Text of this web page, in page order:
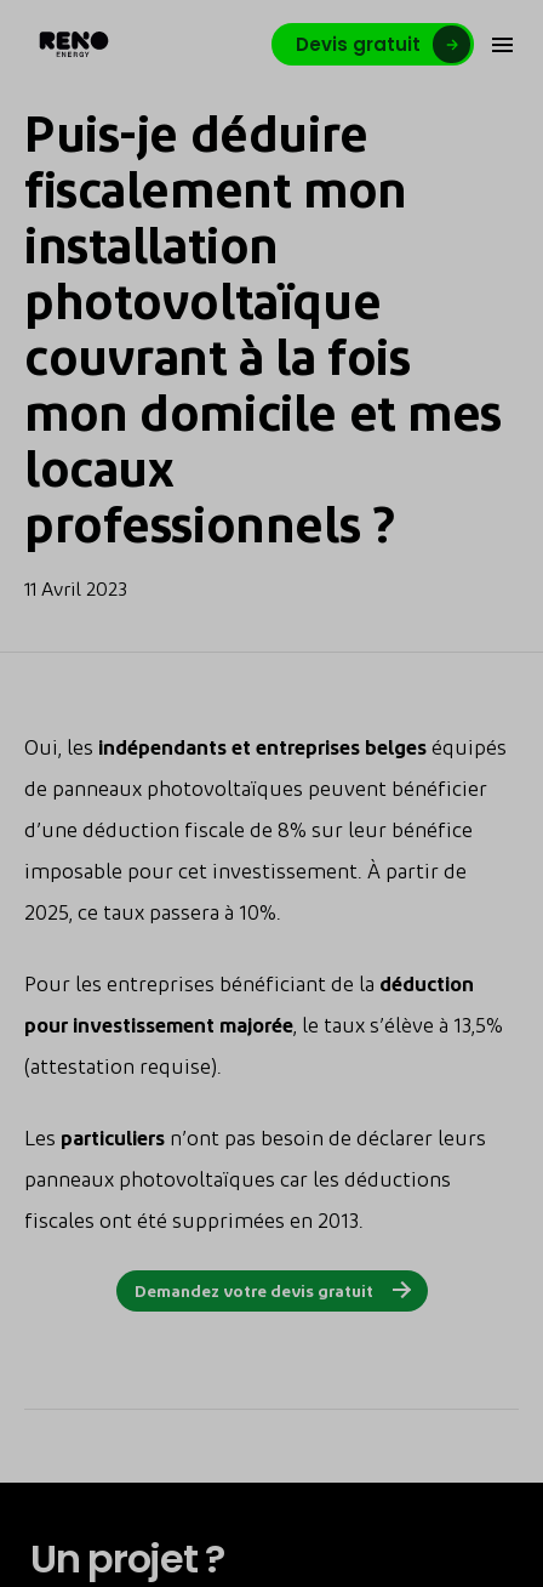
Devis gratuit
Puis-je déduire
fiscalement mon
installation
photovoltaïque
couvrant à la fois
mon domicile et mes
locaux
professionnels ?
11 Avril 2023
Oui, les indépendants et entreprises belges équipés
de panneaux photovoltaïques peuvent bénéficier
d’une déduction fiscale de 8% sur leur bénéfice
imposable pour cet investissement. À partir de
2025, ce taux passera à 10%.
Pour les entreprises bénéficiant de la déduction
pour investissement majorée , le taux s’élève à 13,5%
(attestation requise).
Les particuliers n’ont pas besoin de déclarer leurs
panneaux photovoltaïques car les déductions
fiscales ont été supprimées en 2013.
Demandez votre devis gratuit
Un projet ?